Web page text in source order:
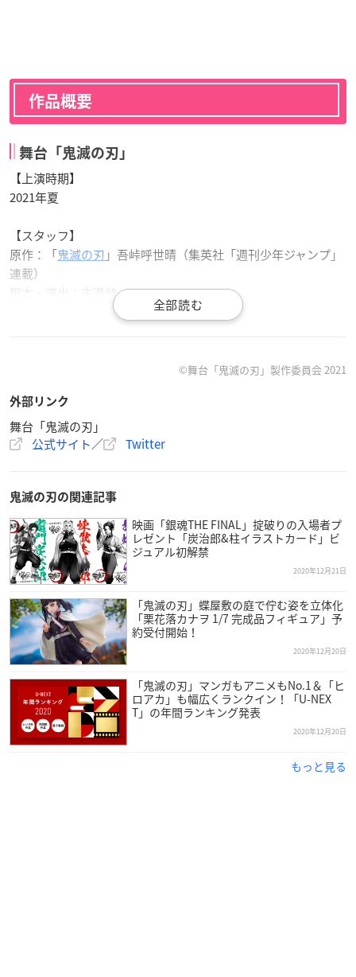
作品概要
舞台「鬼滅の刃」
【上演時期】
2021年夏
【スタッフ】
原作：「鬼滅の刃 」吾峠呼世晴（集英社「週刊少年ジャンプ」
連載）
脚本・演出：末満健一
我妻善逸：植田圭輔
嘴平伊之助：佐藤祐吾
冨岡義勇：本田礼生
舞台「鬼滅の刃」2021年夏 新作公演決定！ ！！
詳細は公式サイトを随時ご確認ください。#舞台鬼滅の刃
https://t.co/yzuLfruVDcpic.twitter.com/Lxssz6U6Xt
— 舞台「鬼滅の刃」公式 (@kimetsu_stage)
2020
©舞台「鬼滅の刃」製作委員会 2021
外部リンク
舞台「鬼滅の刃」
公式サイト／ Twitter
鬼滅の刃の関連記事
映画「銀魂THE FINAL」掟破りの入場者プ
レゼント「炭治郎&柱イラストカード」ビ
ジュアル初解禁
2020年12月21日
「鬼滅の刃」蝶屋敷の庭で佇む姿を立体化
「栗花落カナヲ 1/7 完成品フィギュア」予
約受付開始！
2020年12月20日
「鬼滅の刃」マンガもアニメもNo.1＆「ヒ
ロアカ」も幅広くランクイン！「U-NEX
T」の年間ランキング発表
2020年12月20日
もっと見る